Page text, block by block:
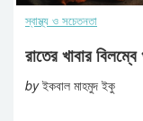
স্বাস্থ্য ও সচেতনতা
রাতের খাবার
byইকবাল মাহমুদ ইকু